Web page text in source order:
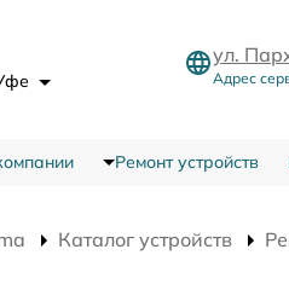
ул.
Адрес
Ремонт устройств
Каталог устройств